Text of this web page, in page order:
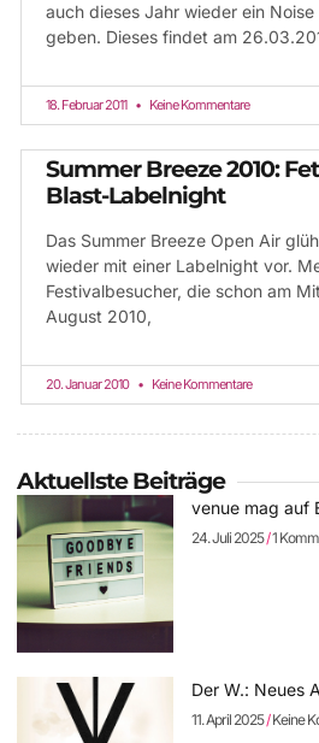
auch dieses Jahr wieder ein
geben. Dieses findet am
18. Februar 2011 Keine Kommentare
Summer Breeze 2010:
Blast-Labelnight
Das Summer Breeze Open Air
wieder mit einer Labelnight vor.
Festivalbesucher, die schon am
August 2010,
20. Januar 2010 Keine Kommentare
Aktuellste Beiträge
venue mag auf
24. Juli 2025 1
Der W.: Neues
11. April 2025 Keine